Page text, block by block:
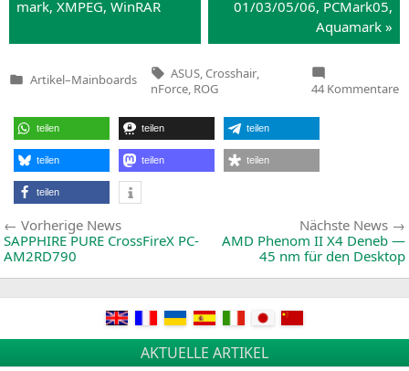
mark, XMPEG, Win­RAR
01/03/05/06, PCMark05,
Aquamark »
Veröffentlicht
Artikel–Mainboards
Tags:
ASUS,Crosshair,
nForce, ROG 44 Kommentare
teilen teilen teilen
teilen teilen teilen
teilen
Beitragsnavigation
Vorherige NewsVorherige
News:
SAPPHIRE PURE CrossFireX PC-
AM2RD790
Nächste News
AMD Phenom II X4 Deneb —
45 nm für den Desktop
AKTUELLE ARTIKEL